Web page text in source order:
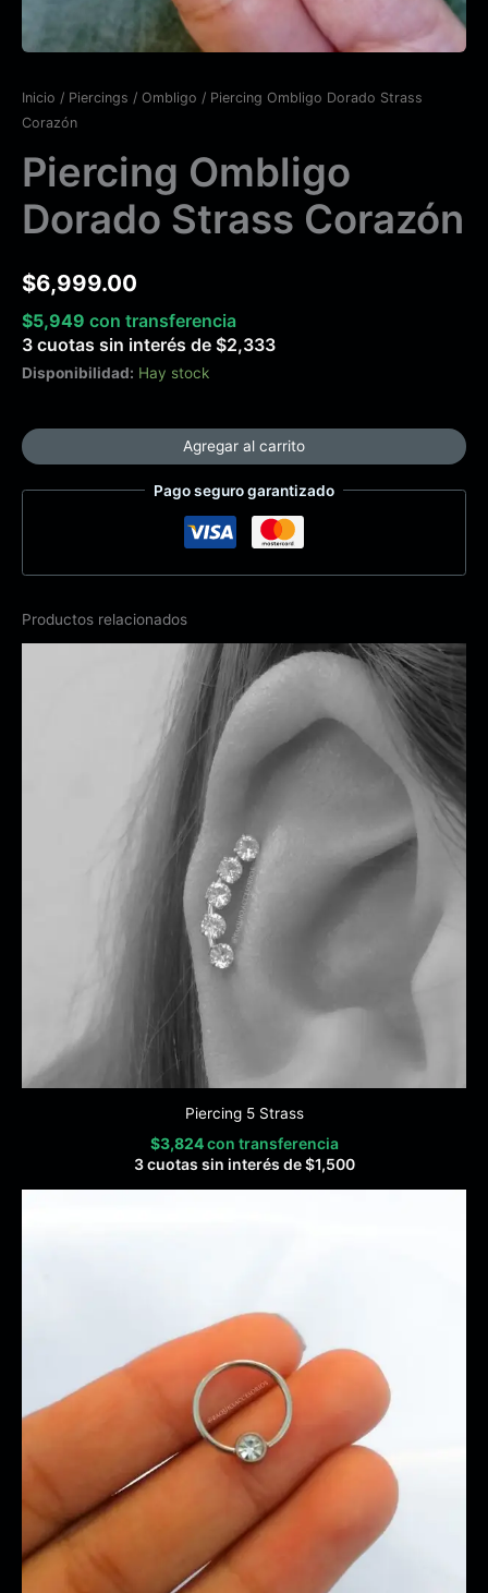
Inicio / Piercings / Ombligo / Piercing Ombligo Dorado Strass
Corazón
Piercing Ombligo
Dorado Strass Corazón
$6,999.00
$5,949 con transferencia
3 cuotas sin interés de $2,333
Disponibilidad: Hay stock
Agregar al carrito
Pago seguro garantizado
Productos relacionados
Piercing 5 Strass
$3,824 con transferencia
3 cuotas sin interés de$1,500